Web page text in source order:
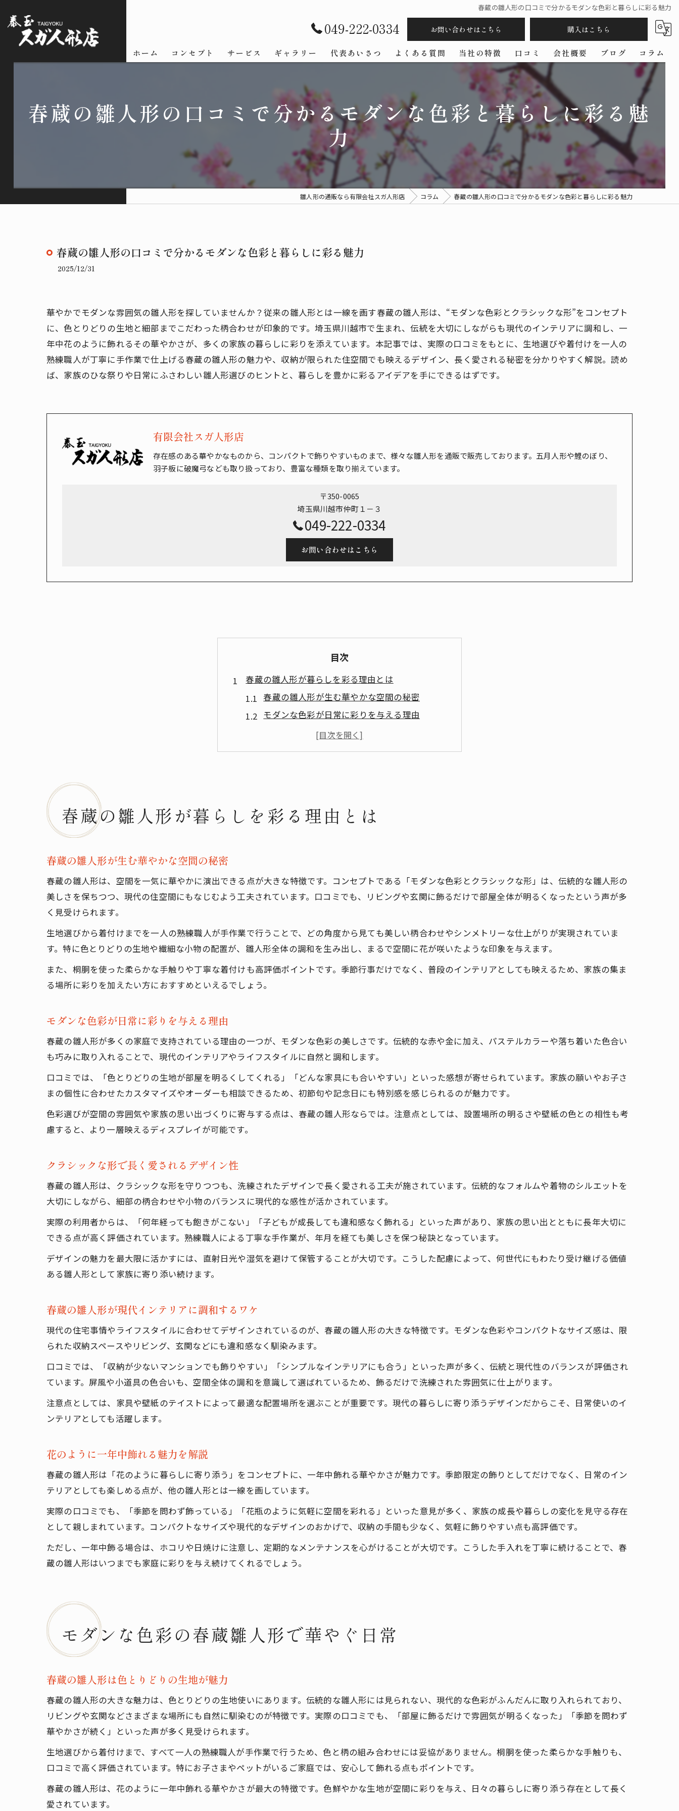
春蔵の雛人形の口コミで分かるモダンな色彩と暮らしに彩る魅力
049-222-0334 お問い合わせはこちら 購入はこちら
ホーム コンセプト サービス ギャラリー 代表あいさつ よくある質問 当社の特徴
五月人形
羽子板
コンパクト
ケース
口コミ 会社概要 ブログ コラム
春蔵の雛人形の口コミで分かるモダンな色彩と暮らしに彩る魅
力
雛人形の通販なら有限会社スガ人形店 コラム 春蔵の雛人形の口コミで分かるモダンな色彩と暮らしに彩る魅力
春蔵の雛人形の口コミで分かるモダンな色彩と暮らしに彩る魅力
2025/12/31
華やかでモダンな雰囲気の雛人形を探していませんか？従来の雛人形とは一線を画す春蔵の雛人形は、“モダンな色彩とクラシックな形”をコンセプト
に、色とりどりの生地と細部までこだわった柄合わせが印象的です。埼玉県川越市で生まれ、伝統を大切にしながらも現代のインテリアに調和し、一
年中花のように飾れるその華やかさが、多くの家族の暮らしに彩りを添えています。本記事では、実際の口コミをもとに、生地選びや着付けを一人の
熟練職人が丁寧に手作業で仕上げる春蔵の雛人形の魅力や、収納が限られた住空間でも映えるデザイン、長く愛される秘密を分かりやすく解説。読め
ば、家族のひな祭りや日常にふさわしい雛人形選びのヒントと、暮らしを豊かに彩るアイデアを手にできるはずです。
有限会社スガ人形店
存在感のある華やかなものから、コンパクトで飾りやすいものまで、様々な雛人形を通販で販売しております。五月人形や鯉のぼり、
羽子板に破魔弓なども取り扱っており、豊富な種類を取り揃えています。
〒350-0065
埼玉県川越市仲町１－３
049-222-0334
お問い合わせはこちら
目次
春蔵の雛人形が暮らしを彩る理由とは
春蔵の雛人形が生む華やかな空間の秘密
モダンな色彩が日常に彩りを与える理由
クラシックな形で長く愛されるデザイン性
春蔵の雛人形が現代インテリアに調和するワケ
どの角度からも美しい柄合わせの工夫
現代のインテリアになじむデザインの秘密
春蔵の雛人形は口コミでどこが評価される？
口コミで人気の生地選びと着付けの技術
一年中飾れる春蔵の雛人形の利便性とは
モダンな色彩がリビングに映えるポイント
どんなインテリアにもなじむ雛人形の特徴
春蔵の雛人形は一人の職人が仕上げる逸品
春蔵の雛人形の伝統技術とモダンの融合
春蔵の雛人形は季節を問わず飾れる設計
花のように暮らしに寄り添う雛人形の魅力
口コミで高評価の一年中楽しめるデザイン
春蔵の雛人形が暮らしを彩る理由とは
春蔵の雛人形が生む華やかな空間の秘密
春蔵の雛人形は、空間を一気に華やかに演出できる点が大きな特徴です。コンセプトである「モダンな色彩とクラシックな形」は、伝統的な雛人形の
美しさを保ちつつ、現代の住空間にもなじむよう工夫されています。口コミでも、リビングや玄関に飾るだけで部屋全体が明るくなったという声が多
く見受けられます。
生地選びから着付けまでを一人の熟練職人が手作業で行うことで、どの角度から見ても美しい柄合わせやシンメトリーな仕上がりが実現されていま
す。特に色とりどりの生地や繊細な小物の配置が、雛人形全体の調和を生み出し、まるで空間に花が咲いたような印象を与えます。
また、桐胴を使った柔らかな手触りや丁寧な着付けも高評価ポイントです。季節行事だけでなく、普段のインテリアとしても映えるため、家族の集ま
る場所に彩りを加えたい方におすすめといえるでしょう。
モダンな色彩が日常に彩りを与える理由
春蔵の雛人形が多くの家庭で支持されている理由の一つが、モダンな色彩の美しさです。伝統的な赤や金に加え、パステルカラーや落ち着いた色合い
も巧みに取り入れることで、現代のインテリアやライフスタイルに自然と調和します。
口コミでは、「色とりどりの生地が部屋を明るくしてくれる」「どんな家具にも合いやすい」といった感想が寄せられています。家族の願いやお子さ
まの個性に合わせたカスタマイズやオーダーも相談できるため、初節句や記念日にも特別感を感じられるのが魅力です。
色彩選びが空間の雰囲気や家族の思い出づくりに寄与する点は、春蔵の雛人形ならでは。注意点としては、設置場所の明るさや壁紙の色との相性も考
慮すると、より一層映えるディスプレイが可能です。
クラシックな形で長く愛されるデザイン性
春蔵の雛人形は、クラシックな形を守りつつも、洗練されたデザインで長く愛される工夫が施されています。伝統的なフォルムや着物のシルエットを
大切にしながら、細部の柄合わせや小物のバランスに現代的な感性が活かされています。
実際の利用者からは、「何年経っても飽きがこない」「子どもが成長しても違和感なく飾れる」といった声があり、家族の思い出とともに長年大切に
できる点が高く評価されています。熟練職人による丁寧な手作業が、年月を経ても美しさを保つ秘訣となっています。
デザインの魅力を最大限に活かすには、直射日光や湿気を避けて保管することが大切です。こうした配慮によって、何世代にもわたり受け継げる価値
ある雛人形として家族に寄り添い続けます。
春蔵の雛人形が現代インテリアに調和するワケ
現代の住宅事情やライフスタイルに合わせてデザインされているのが、春蔵の雛人形の大きな特徴です。モダンな色彩やコンパクトなサイズ感は、限
られた収納スペースやリビング、玄関などにも違和感なく馴染みます。
口コミでは、「収納が少ないマンションでも飾りやすい」「シンプルなインテリアにも合う」といった声が多く、伝統と現代性のバランスが評価され
ています。屏風や小道具の色合いも、空間全体の調和を意識して選ばれているため、飾るだけで洗練された雰囲気に仕上がります。
注意点としては、家具や壁紙のテイストによって最適な配置場所を選ぶことが重要です。現代の暮らしに寄り添うデザインだからこそ、日常使いのイ
ンテリアとしても活躍します。
花のように一年中飾れる魅力を解説
春蔵の雛人形は「花のように暮らしに寄り添う」をコンセプトに、一年中飾れる華やかさが魅力です。季節限定の飾りとしてだけでなく、日常のイン
テリアとしても楽しめる点が、他の雛人形とは一線を画しています。
実際の口コミでも、「季節を問わず飾っている」「花瓶のように気軽に空間を彩れる」といった意見が多く、家族の成長や暮らしの変化を見守る存在
として親しまれています。コンパクトなサイズや現代的なデザインのおかげで、収納の手間も少なく、気軽に飾りやすい点も高評価です。
ただし、一年中飾る場合は、ホコリや日焼けに注意し、定期的なメンテナンスを心がけることが大切です。こうした手入れを丁寧に続けることで、春
蔵の雛人形はいつまでも家庭に彩りを与え続けてくれるでしょう。
モダンな色彩の春蔵雛人形で華やぐ日常
春蔵の雛人形は色とりどりの生地が魅力
春蔵の雛人形の大きな魅力は、色とりどりの生地使いにあります。伝統的な雛人形には見られない、現代的な色彩がふんだんに取り入れられており、
リビングや玄関などさまざまな場所にも自然に馴染むのが特徴です。実際の口コミでも、「部屋に飾るだけで雰囲気が明るくなった」「季節を問わず
華やかさが続く」といった声が多く見受けられます。
生地選びから着付けまで、すべて一人の熟練職人が手作業で行うため、色と柄の組み合わせには妥協がありません。桐胴を使った柔らかな手触りも、
口コミで高く評価されています。特にお子さまやペットがいるご家庭では、安心して飾れる点もポイントです。
春蔵の雛人形は、花のように一年中飾れる華やかさが最大の特徴です。色鮮やかな生地が空間に彩りを与え、日々の暮らしに寄り添う存在として長く
愛されています。